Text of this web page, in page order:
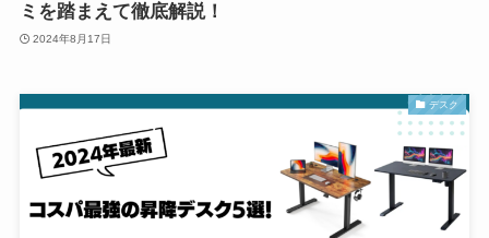
ミを踏まえて徹底解説！
2024年8月17日
デスク